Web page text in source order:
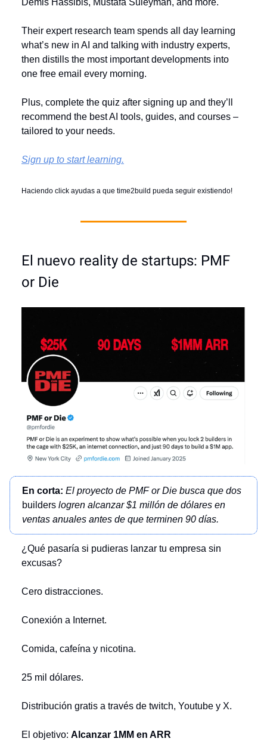
Their expert research team spends all day learning
what’s new in AI and talking with industry experts,
then distills the most important developments into
one free email every morning.
Plus, complete the quiz after signing up and they’ll
recommend the best AI tools, guides, and courses –
tailored to your needs.
Sign up to start learning.
Haciendo click ayudas a que time2build pueda seguir existiendo!
El nuevo reality de startups: PMF
or Die
En corta: El proyecto de PMF or Die busca que dos
builders logren alcanzar $1 millón de dólares en
ventas anuales antes de que terminen 90 días.
¿Qué pasaría si pudieras lanzar tu empresa sin
excusas?
Cero distracciones.
Conexión a Internet.
Comida, cafeína y nicotina.
25 mil dólares.
Distribución gratis a través de twitch, Youtube y X.
El objetivo: Alcanzar 1MM en ARR